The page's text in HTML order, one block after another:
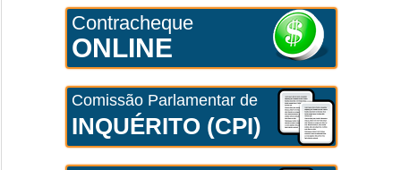
Contracheque
ONLINE
Comissão Parlamentar de
INQUÉRITO (CPI)